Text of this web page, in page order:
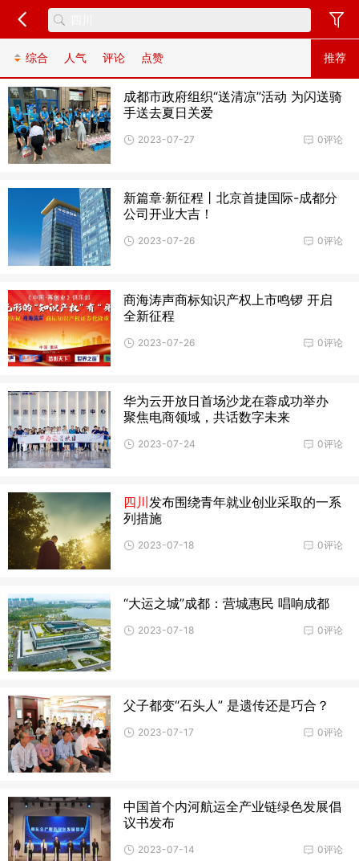
推荐
综合 人气 评论 点赞
成都市政府组织“送清凉”活动 为闪送骑
手送去夏日关爱
0评论
2023-07-27
新篇章·新征程丨北京首捷国际-成都分
公司开业大吉！
0评论
2023-07-26
商海涛声商标知识产权上市鸣锣 开启
全新征程
0评论
2023-07-26
华为云开放日首场沙龙在蓉成功举办
聚焦电商领域，共话数字未来
0评论
2023-07-24
四川发布围绕青年就业创业采取的一系
列措施
0评论
2023-07-18
“大运之城”成都：营城惠民 唱响成都
0评论
2023-07-18
父子都变“石头人” 是遗传还是巧合？
0评论
2023-07-17
中国首个内河航运全产业链绿色发展倡
议书发布
0评论
2023-07-14